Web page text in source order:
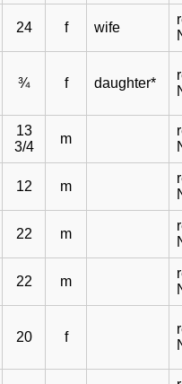
24 f wife
¾ f daughter*
13
3/4
m
12 m
22 m
22 m
20 f